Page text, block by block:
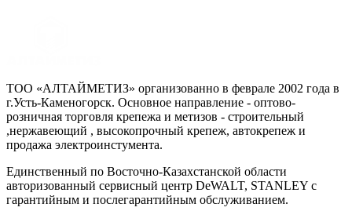
ТОО «АЛТАЙМЕТИЗ» организованно в феврале 2002 года в
г.Усть-Каменогорск. Основное направление - оптово-
розничная торговля крепежа и метизов - строительный
,нержавеющий , высокопрочный крепеж, автокрепеж и
продажа электроинстумента.
Единственный по Восточно-Казахстанской области
авторизованный сервисный центр DeWALT, STANLEY с
гарантийным и послегарантийным обслуживанием.